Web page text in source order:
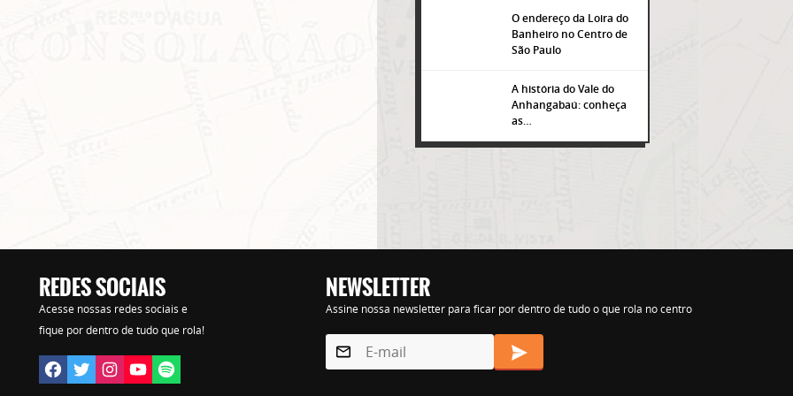
O endereço da Loira do
Banheiro no Centro de
São Paulo
A história do Vale do
Anhangabaú: conheça
as…
REDES SOCIAIS
Acesse nossas redes sociais e
fique por dentro de tudo que rola!
NEWSLETTER
Assine nossa newsletter para ficar por dentro de tudo o que rola no centro
Lorem ipsum dolor sit amet, consectetur adipisicing elit. Autem assumenda labore quia nobis nihil tempora
praesentium distinctio, id, quibusdam est.